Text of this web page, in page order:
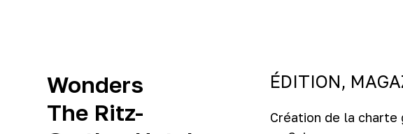
Wonders
The Ritz-
ÉDITION,
Création de la charte